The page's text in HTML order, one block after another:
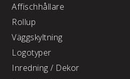
Affischhållare
Rollup
Väggskyltning
Logotyper
Inredning / Dekor